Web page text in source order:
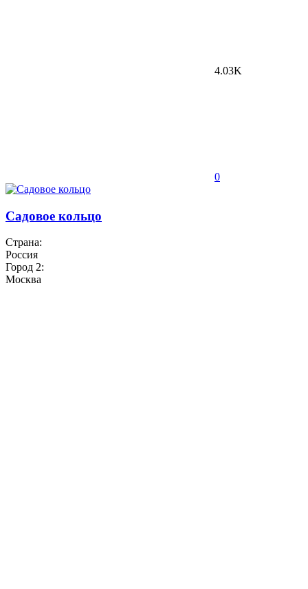
4.03K
0
Садовое кольцо
Страна:
Россия
Город 2:
Москва